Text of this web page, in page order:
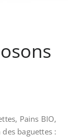
Pains BIO,
baguettes :